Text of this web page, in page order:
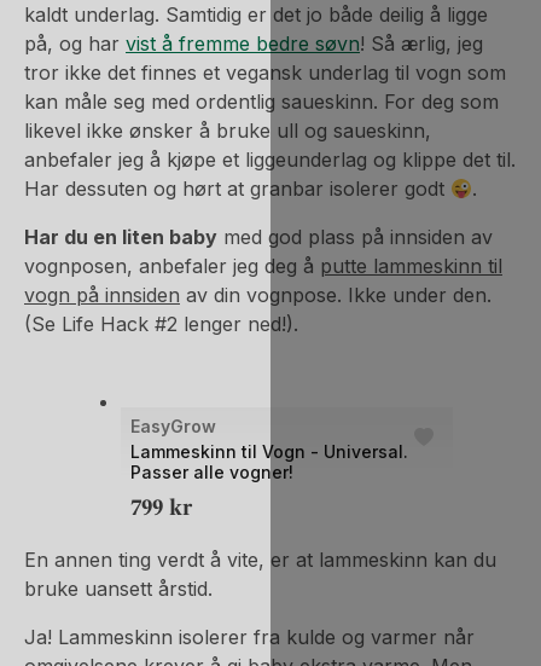
kaldt underlag. Samtidig er det jo både deilig å ligge
på, og har vist å fremme bedre søvn! Så ærlig, jeg
tror ikke det finnes et vegansk underlag til vogn som
kan måle seg med ordentlig saueskinn. For deg som
likevel ikke ønsker å bruke ull og saueskinn,
anbefaler jeg å kjøpe et liggeunderlag og klippe det til.
Har dessuten og hørt at granbar isolerer godt
.
Har du en liten baby med god plass på innsiden av
vognposen, anbefaler jeg deg å putte lammeskinn til
vogn på innsiden av din vognpose. Ikke under den.
(Se Life Hack #2 lenger ned!).
EasyGrow
Lammeskinn til Vogn - Universal.
Passer alle vogner!
799 kr
En annen ting verdt å vite, er at lammeskinn kan du
bruke uansett årstid.
Ja! Lammeskinn isolerer fra kulde og varmer når